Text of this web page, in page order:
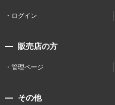
ログイン
販売店の方
管理ページ
その他